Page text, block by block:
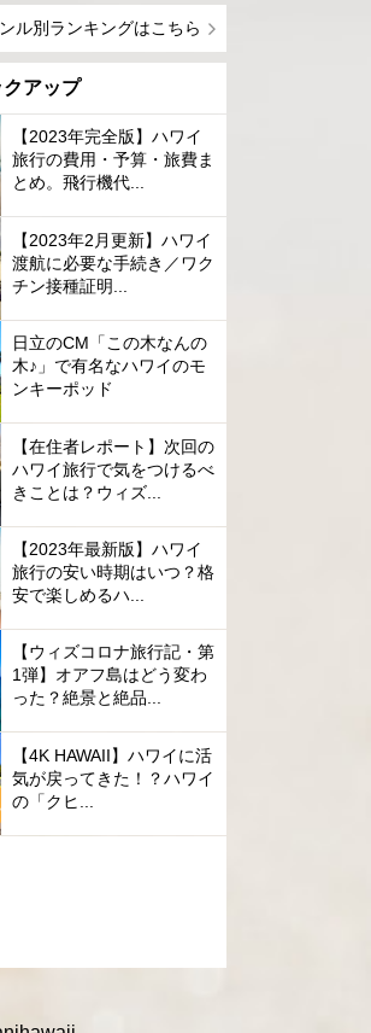
ル別ランキングはこちら
アップ
【2023年完全版】ハワイ
旅行の費用・予算・旅費ま
とめ。飛行機代...
【2023年2月更新】ハワイ
渡航に必要な手続き／ワク
チン接種証明...
日立のCM「この木なんの
木♪」で有名なハワイのモ
ンキーポッド
【在住者レポート】次回の
ハワイ旅行で気をつけるべ
きことは？ウィズ...
【2023年最新版】ハワイ
旅行の安い時期はいつ？格
安で楽しめるハ...
【ウィズコロナ旅行記・第
1弾】オアフ島はどう変わ
った？絶景と絶品...
【4K HAWAII】ハワイに活
気が戻ってきた！？ハワイ
の「クヒ...